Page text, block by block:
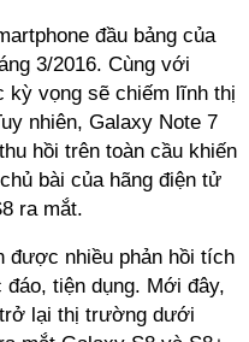
đầu bảng của
3/2016. Cùng với
kỳ vọng sẽ chiếm lĩnh thị
nhiên, Galaxy Note 7
hồi trên toàn cầu khiến
bài của hãng điện tử
ra mắt.
được nhiều phản hồi tích
tiện dụng. Mới đây,
lại thị trường dưới